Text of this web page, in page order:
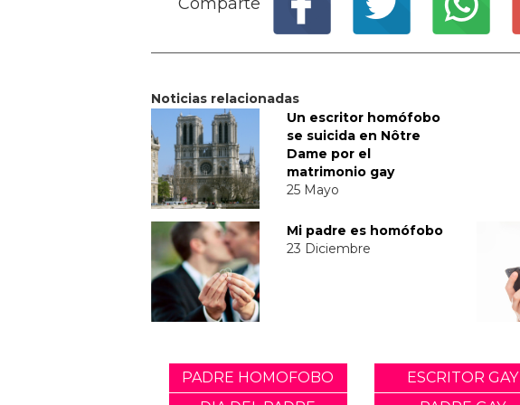
Noticias relacionadas
Un escritor homófobo
se suicida en Nôtre
Dame por el
matrimonio gay
25 Mayo
Mi padre es homófobo
23 Diciembre
PADRE HOMOFOBO ESCRITOR GAY